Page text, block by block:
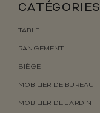
CATÉGORIES
TABLE
RANGEMENT
SIÈGE
MOBILIER DE BUREAU
MOBILIER DE JARDIN